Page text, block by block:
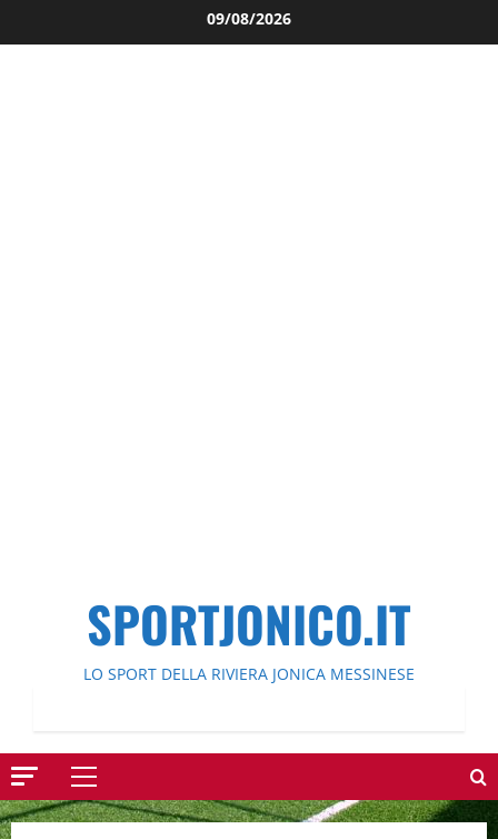
al
09/08/2026
SPORTJONICO.IT
LO SPORT DELLA RIVIERA JONICA MESSINESE
Menu
principale